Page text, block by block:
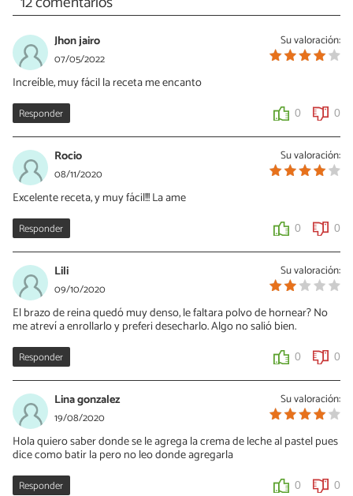
Su valoración:
Jhon jairo
07/05/2022
Increíble, muy fácil la receta me encanto
Responder 0 0
Su valoración:
Rocio
08/11/2020
Excelente receta, y muy fácil!!! La ame
Responder 0 0
Su valoración:
Lili
09/10/2020
El brazo de reina quedó muy denso, le faltara polvo de hornear? No
me atreví a enrollarlo y preferi desecharlo. Algo no salió bien.
Responder 0 0
Su valoración:
Lina gonzalez
19/08/2020
Hola quiero saber donde se le agrega la crema de leche al pastel pues
dice como batir la pero no leo donde agregarla
Responder 0 0